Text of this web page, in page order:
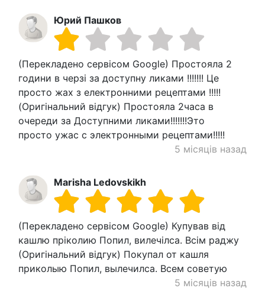
Юрий Пашков
(Перекладено сервісом Google) Простояла 2
години в черзі за доступну ликами !!!!!!! Це
просто жах з електронними рецептами !!!!!
(Оригінальний відгук) Простояла 2часа в
очереди за Доступними ликами!!!!!!!Это
просто ужас с электронными рецептами!!!!!
5 місяців назад
Marisha Ledovskikh
(Перекладено сервісом Google) Купував від
кашлю пріколию Попил, вилечілса. Всім раджу
(Оригінальний відгук) Покупал от кашля
приколыю Попил, вылечилса. Всем советую
5 місяців назад